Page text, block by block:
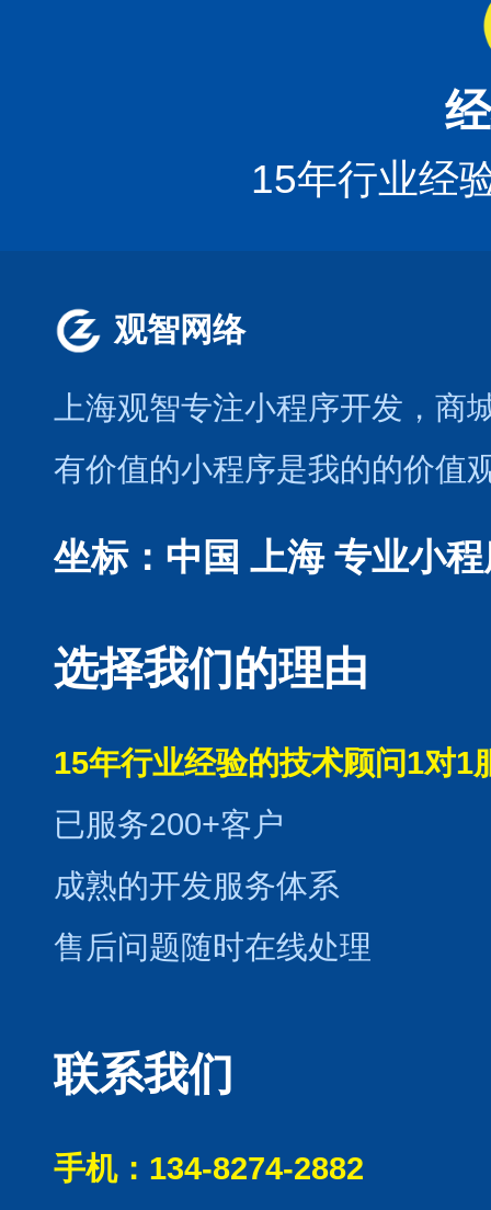
15年行业经
观智网络
上海观智专注小程序开发 ，商
有价值的小程序是我的的价值
坐标：中国 上海 专业小
选择我们的理由
15年行业经验的技术顾问1对1
已服务200+客户
成熟的开发服务体系
售后问题随时在线处理
联系我们
手机：134-8274-2882